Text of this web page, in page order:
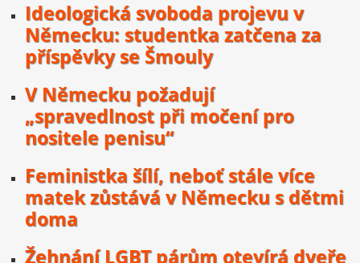
Ideologická svoboda projevu v
Německu: studentka zatčena za
příspěvky se Šmouly
V Německu požadují
„spravedlnost při močení pro
nositele penisu“
Feministka šílí, neboť stále více
matek zůstává v Německu s dětmi
doma
Žehnání LGBT párům otevírá dveře